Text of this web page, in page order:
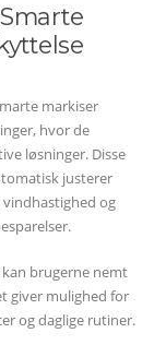
markiser
hvor de
løsninger. Disse
justerer
og
brugerne nemt
giver mulighed for
og daglige rutiner.